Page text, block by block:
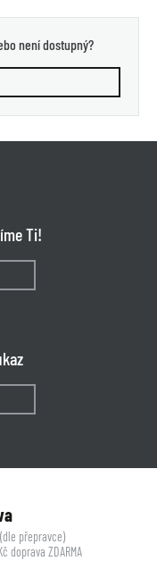
není dostupný?
Ti!
přepravce)
doprava ZDARMA